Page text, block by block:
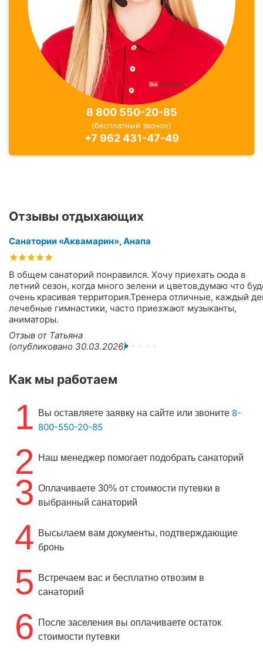
8 800 550-20-85
(бесплатный звонок)
+7 962 431-47-49
Отзывы отдыхающих
Санатории «Аквамарин», Анапа
В общем санаторий понравился. Хочу приехать сюда в
летний сезон, когда много зелени и цветов,думаю что
очень красивая территория.Тренера отличные, каждый
лечебные гимнастики, часто приезжают музыканты,
аниматоры.
Отзыв от Татьяна
(опубликовано 30.03.2026)
Как мы работаем
1 Вы оставляете заявку на сайте или звоните 8-
800-550-20-85
2 Наш менеджер помогает подобрать санаторий
3 Оплачиваете 30% от стоимости путевки в
выбранный санаторий
4 Высылаем вам документы, подтверждающие
бронь
5
Встречаем вас и бесплатно отвозим в
санаторий
6
После заселения вы оплачиваете остаток
стоимости путевки